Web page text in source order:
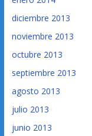
diciembre 2013
noviembre 2013
octubre 2013
septiembre 2013
agosto 2013
julio 2013
junio 2013